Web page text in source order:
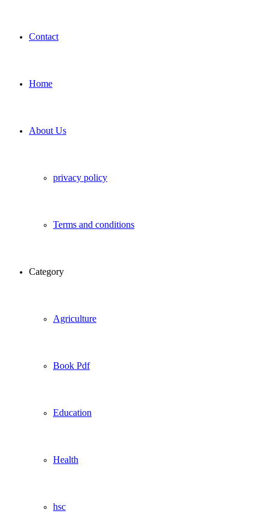
Contact
Home
About Us
privacy policy
Terms and conditions
Category
Agriculture
Book Pdf
Education
Health
hsc